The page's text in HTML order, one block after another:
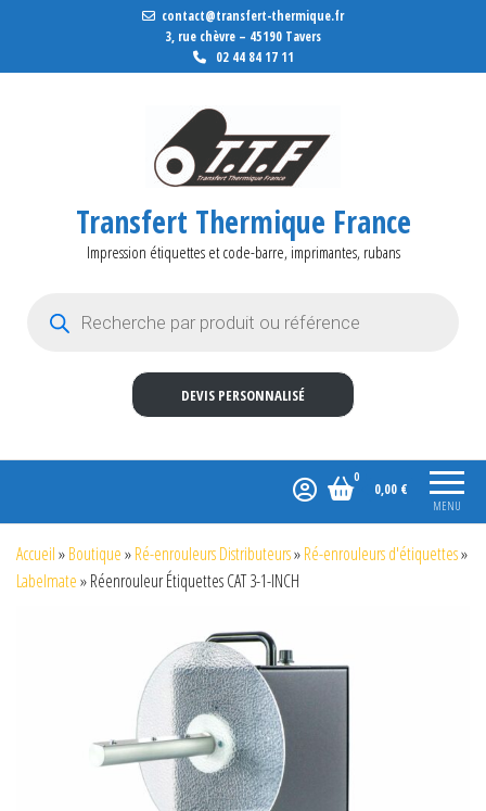
contact@transfert-thermique.fr
3, rue chèvre – 45190 Tavers
02 44 84 17 11
Transfert Thermique France
Impression étiquettes et code-barre, imprimantes, rubans
DEVIS PERSONNALISÉ
MENU
0
0,00 €
Accueil»Boutique»Ré-enrouleurs Distributeurs»Ré-enrouleurs d'étiquettes»
Labelmate»Réenrouleur Étiquettes CAT 3-1-INCH